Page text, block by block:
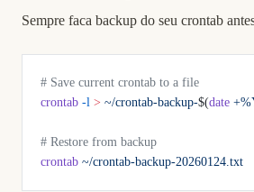
Sempre faca backup do seu crontab
# Save current crontab to a file
crontab -l > ~/crontab-backup-$(date
# Restore from backup
crontab ~/crontab-backup-20260124.txt